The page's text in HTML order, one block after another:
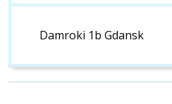
Damroki 1b Gdansk